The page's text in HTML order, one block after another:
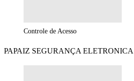
Controle de Acesso
PAPAIZ SEGURANÇA ELETRONICA